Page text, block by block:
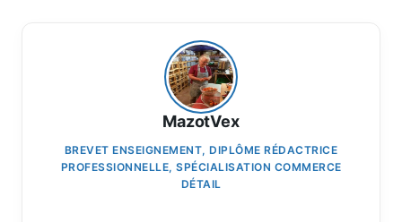
MazotVex
BREVET ENSEIGNEMENT, DIPLÔME RÉDACTRICE
PROFESSIONNELLE, SPÉCIALISATION COMMERCE
DÉTAIL